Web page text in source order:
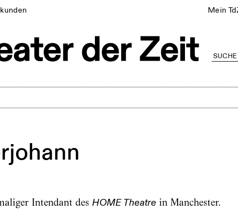
Mein
Intendant des HOME Theatre in Manchester.